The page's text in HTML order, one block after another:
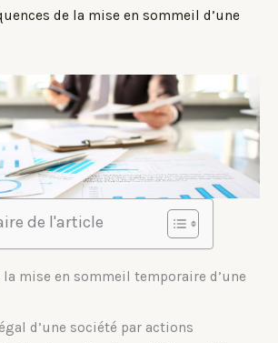
de la mise en sommeil d’une
de l'article
la mise en sommeil temporaire d’une
d’une société par actions